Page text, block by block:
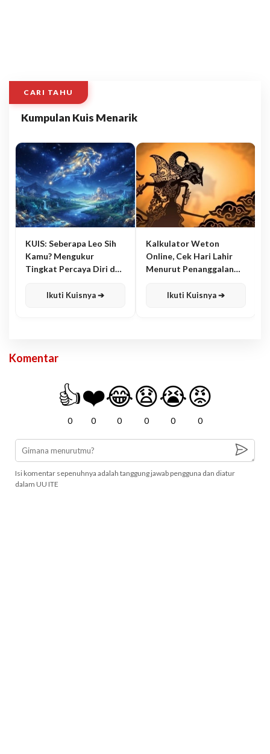
CARI TAHU
Kumpulan Kuis Menarik
KUIS: Seberapa Leo Sih
Kamu? Mengukur
Tingkat Percaya Diri dan
Ikuti Kuisnya ➔
Kalkulator Weton
Online, Cek Hari Lahir
Menurut Penanggalan
Ikuti Kuisnya ➔
Komentar
👍
0
❤️
0
😂
0
😧
0
😭
0
😡
0
Isi komentar sepenuhnya adalah tanggung jawab pengguna dan diatur
dalam UU ITE